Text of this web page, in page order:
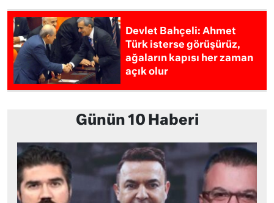
Devlet Bahçeli: Ahmet
Türk isterse görüşürüz,
ağaların kapısı her zaman
açık olur
Günün 10 Haberi